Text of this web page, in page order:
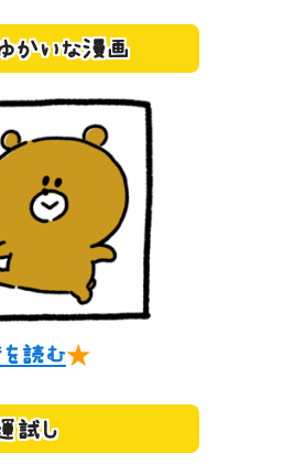
かいな漫画
読む★
試し